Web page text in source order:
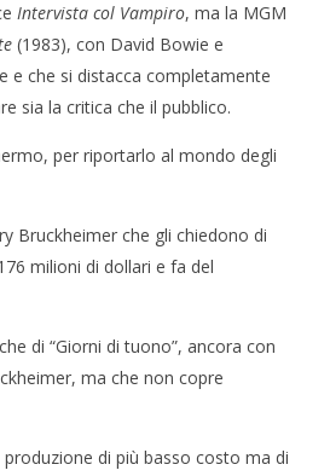
Intervista col Vampiro, ma la MGM
(1983), con David Bowie e
e che si distacca completamente
sia la critica che il pubblico.
per riportarlo al mondo degli
Bruckheimer che gli chiedono di
milioni di dollari e fa del
di “Giorni di tuono”, ancora con
ma che non copre
di più basso costo ma di